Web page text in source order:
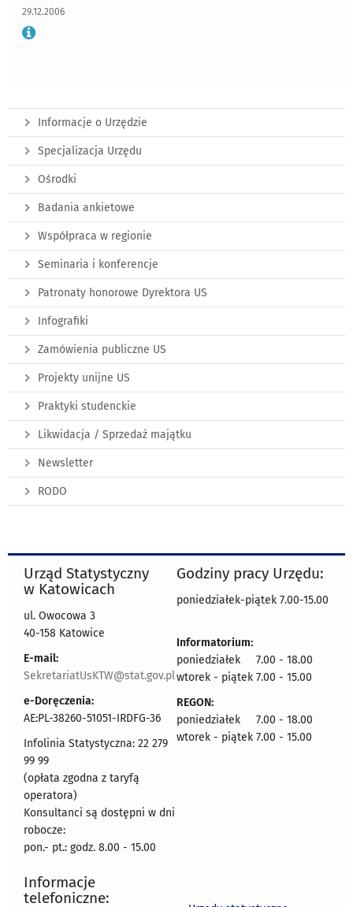
29.12.2006
Informacje o Urzędzie
Specjalizacja Urzędu
Ośrodki
Badania ankietowe
Współpraca w regionie
Seminaria i konferencje
Patronaty honorowe Dyrektora US
Infografiki
Zamówienia publiczne US
Projekty unijne US
Praktyki studenckie
Likwidacja / Sprzedaż majątku
Newsletter
RODO
Urząd Statystyczny
w Katowicach
ul. Owocowa 3
40-158 Katowice
E-mail:
SekretariatUsKTW@stat.gov.pl
e-Doręczenia:
AE:PL-38260-51051-IRDFG-36
Infolinia Statystyczna: 22 279
99 99
(opłata zgodna z taryfą
operatora)
Konsultanci są dostępni w dni
robocze:
pon.- pt.: godz. 8.00 - 15.00
Godziny pracy Urzędu:
poniedziałek-piątek 7.00-15.00
Informatorium:
poniedziałek 7.00 - 18.00
wtorek - piątek 7.00 - 15.00
REGON:
poniedziałek 7.00 - 18.00
wtorek - piątek 7.00 - 15.00
Informacje
telefoniczne: